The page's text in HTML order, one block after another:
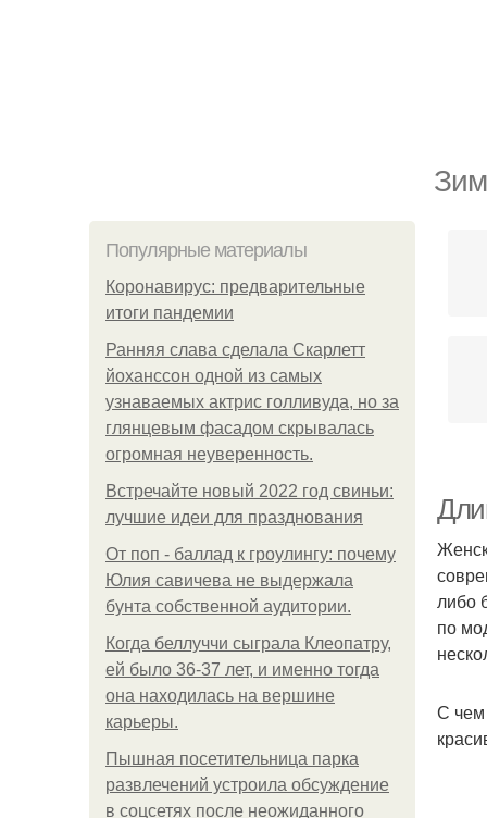
Популярные материалы
Коронавирус: предварительные
итоги пандемии
Ранняя слава сделала Скарлетт
йоханссон одной из самых
узнаваемых актрис голливуда, но за
глянцевым фасадом скрывалась
огромная неуверенность.
Встречайте новый 2022 год свиньи:
лучшие идеи для празднования
От поп - баллад к гроулингу: почему
Юлия савичева не выдержала
бунта собственной аудитории.
Когда беллуччи сыграла Клеопатру,
ей было 36-37 лет, и именно тогда
она находилась на вершине
карьеры.
Пышная посетительница парка
развлечений устроила обсуждение
в соцсетях после неожиданного
либо
по
С чем